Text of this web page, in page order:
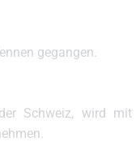
gegangen.
Schweiz, wird mit